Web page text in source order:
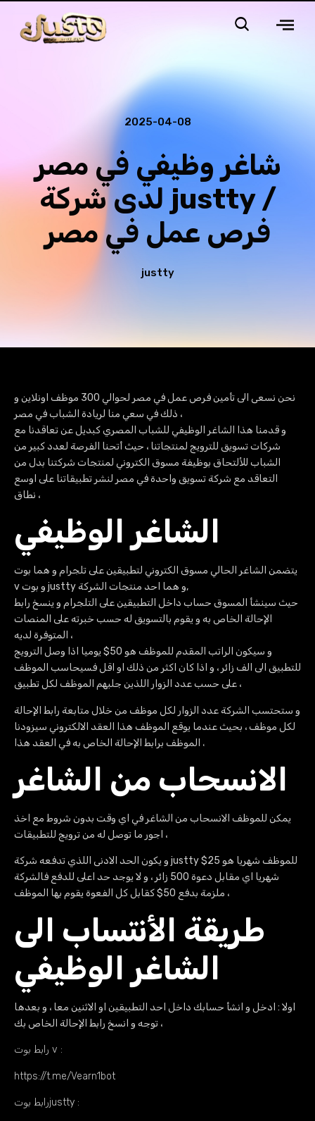
2025-04-08
شاغر وظيفي في مصر
لدى شركة justty /
فرص عمل في مصر
justty
نحن نسعى الى تأمين فرص عمل في مصر لحوالي 300 موظف اونلاين و
ذلك في سعي منا لريادة الشباب في مصر ،
و قدمنا هذا الشاغر الوظيفي للشباب المصري كبديل عن تعاقدنا مع
شركات تسويق للترويج لمنتجاتنا ، حيث أتحنا الفرصة لعدد كبير من
الشباب للألتحاق بوظيفة مسوق الكتروني لمنتجات شركتنا بدل من
التعاقد مع شركة تسويق واحدة في مصر لنشر تطبيقاتنا على اوسع
نطاق ،
الشاغر الوظيفي
يتضمن الشاغر الحالي مسوق الكتروني لتطبيقين على تلجرام و هما بوت
v و بوت justty و هما احد منتجات الشركة,
حيث سينشأ المسوق حساب داخل التطبيقين على التلجرام و ينسخ رابط
الإحالة الخاص به و يقوم بالتسويق له حسب خبرته على المنصات
المتوفرة لديه ،
و سيكون الراتب المقدم للموظف هو 50$ يوميا اذا وصل الترويج
للتطبيق الى الف زائر ، و اذا كان اكثر من ذلك او اقل فسيحاسب الموظف
على حسب عدد الزوار اللذين جلبهم الموظف لكل تطبيق ،
و ستحتسب الشركة عدد الزوار لكل موظف من خلال متابعة رابط الإحالة
لكل موظف ، بحيث عندما يوقع الموظف هذا العقد الالكتروني سيزودنا
الموظف برابط الإحالة الخاص به في العقد هذا ،
الانسحاب من الشاغر
يمكن للموظف الانسحاب من الشاغر في اي وقت بدون شروط مع اخذ
اجور ما توصل له من ترويج للتطبيقات ،
و يكون الحد الادنى اللذي تدفعه شركة justty للموظف شهريا هو 25$
شهريا اي مقابل دعوة 500 زائر ، و لا يوجد حد اعلى للدفع فالشركة
ملزمة بدفع 50$ كقابل كل الفعوة يقوم بها الموظف ،
طريقة الأنتساب الى
الشاغر الوظيفي
اولا : ادخل و انشأ حسابك داخل احد التطبيقين او الاثنين معا ، و بعدها
توجه و انسخ رابط الإحالة الخاص بك ،
رابط بوت v :
https://t.me/Vearn1bot
رابط بوتjustty :